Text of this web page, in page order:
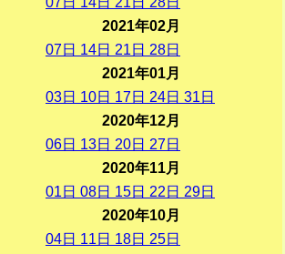
2021年02月
07日 14日 21 日 28日
2021年01月
03日 10日 17日 24日 31 日
2020年12月
06日 13日 20日 27日
2020年11月
01 日 08日 15日 22 日 29日
2020年10月
04日 11 日 18日 25日